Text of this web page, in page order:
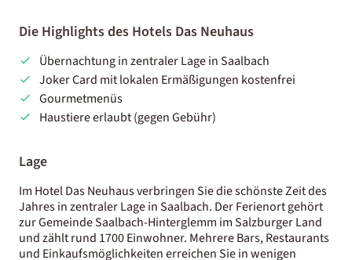
Die Highlights des Hotels Das Neuhaus
Übernachtung in zentraler Lage in Saalbach
Joker Card mit lokalen Ermäßigungen kostenfrei
Gourmetmenüs
Haustiere erlaubt (gegen Gebühr)
Lage
Im Hotel Das Neuhaus verbringen Sie die schönste Zeit des
Jahres in zentraler Lage in Saalbach. Der Ferienort gehört
zur Gemeinde Saalbach-Hinterglemm im Salzburger Land
und zählt rund 1700 Einwohner. Mehrere Bars, Restaurants
und Einkaufsmöglichkeiten erreichen Sie in wenigen